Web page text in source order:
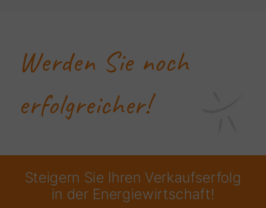
Werden Sie noch
erfolgreicher!
Steigern Sie Ihren Verkaufserfolg
in der Energiewirtschaft!